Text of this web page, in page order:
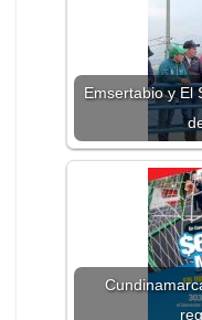
Emsertabio y El